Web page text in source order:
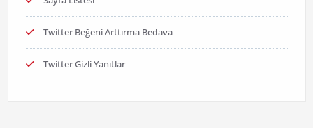
Twitter Beğeni Arttırma Bedava
Twitter Gizli Yanıtlar